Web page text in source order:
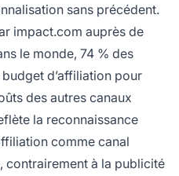
sans précédent.
impact.com auprès de
le monde, 74 % des
d’affiliation pour
des autres canaux
la reconnaissance
comme canal
contrairement à la publicité